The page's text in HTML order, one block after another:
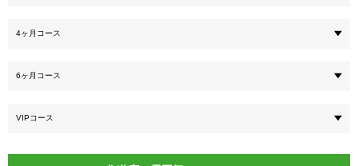
4ヶ月コース
6ヶ月コース
VIPコース